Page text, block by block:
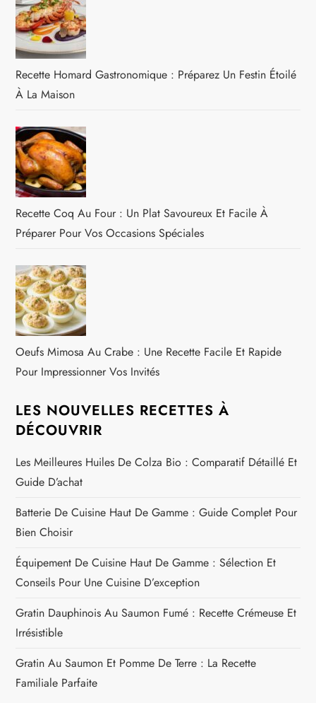
Recette Homard Gastronomique : Préparez Un Festin Étoilé
À La Maison
Recette Coq Au Four : Un Plat Savoureux Et Facile À
Préparer Pour Vos Occasions Spéciales
Oeufs Mimosa Au Crabe : Une Recette Facile Et Rapide
Pour Impressionner Vos Invités
LES NOUVELLES RECETTES À
DÉCOUVRIR
Les Meilleures Huiles De Colza Bio : Comparatif Détaillé Et
Guide D’achat
Batterie De Cuisine Haut De Gamme : Guide Complet Pour
Bien Choisir
Équipement De Cuisine Haut De Gamme : Sélection Et
Conseils Pour Une Cuisine D’exception
Gratin Dauphinois Au Saumon Fumé : Recette Crémeuse Et
Irrésistible
Gratin Au Saumon Et Pomme De Terre : La Recette
Familiale Parfaite